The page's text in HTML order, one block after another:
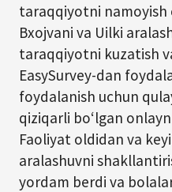
taraqqiyotni namoyish
Bxojvani va Uilki
taraqqiyotni kuzatish
EasySurvey-dan
foydalanish uchun
qiziqarli boʻlgan
Faoliyat oldidan va
aralashuvni
yordam berdi va